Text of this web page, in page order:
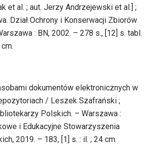
et al. ; aut. Jerzy Andrzejewski et al.] ;
Dział Ochrony i Konserwacji Zbiorów
: BN, 2002. – 278 s., [12] s. tabl.
dokumentów elektronicznych w
/ Leszek Szafrański ;
Polskich. – Warszawa :
i Edukacyjne Stowarzyszenia
2019. – 183, [1] s. : il. ; 24 cm.